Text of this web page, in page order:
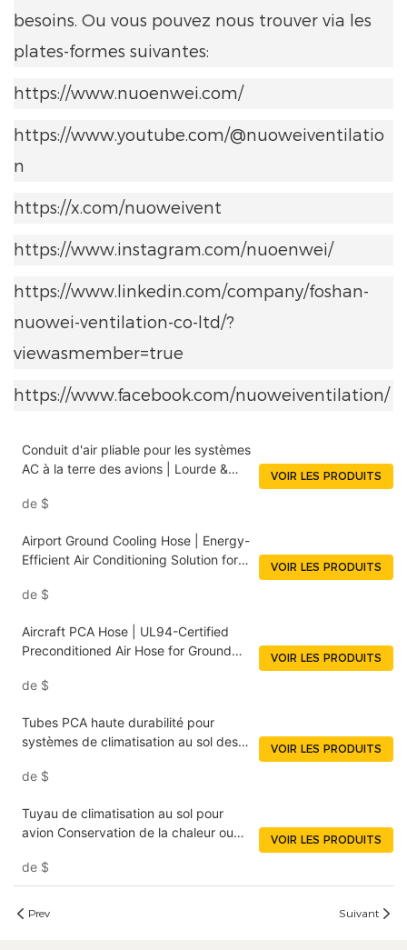
besoins. Ou vous pouvez nous trouver via les
plates-formes suivantes:
https://www.nuoenwei.com/
https://www.youtube.com/@nuoweiventilatio
n
https://x.com/nuoweivent
https://www.instagram.com/nuoenwei/
https://www.linkedin.com/company/foshan-
nuowei-ventilation-co-ltd/?
viewasmember=true
https://www.facebook.com/nuoweiventilation/
Conduit d'air pliable pour les systèmes
AC à la terre des avions | Lourde &
de $
VOIR LES PRODUITS
Airport Ground Cooling Hose | Energy-
Efficient Air Conditioning Solution for
de $
VOIR LES PRODUITS
Aircraft PCA Hose | UL94-Certified
Preconditioned Air Hose for Ground
Systems NUOENWEI
de $
VOIR LES PRODUITS
Tubes PCA haute durabilité pour
systèmes de climatisation au sol des
de $
VOIR LES PRODUITS
Tuyau de climatisation au sol pour
avion Conservation de la chaleur ou
commerciaux NUOENWEI
de $
VOIR LES PRODUITS
Prev Suivant